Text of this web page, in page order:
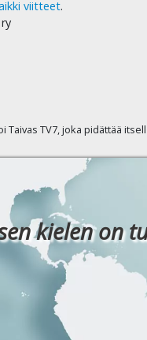
viitteet.
Taivas TV7, joka pidättää
kielen on